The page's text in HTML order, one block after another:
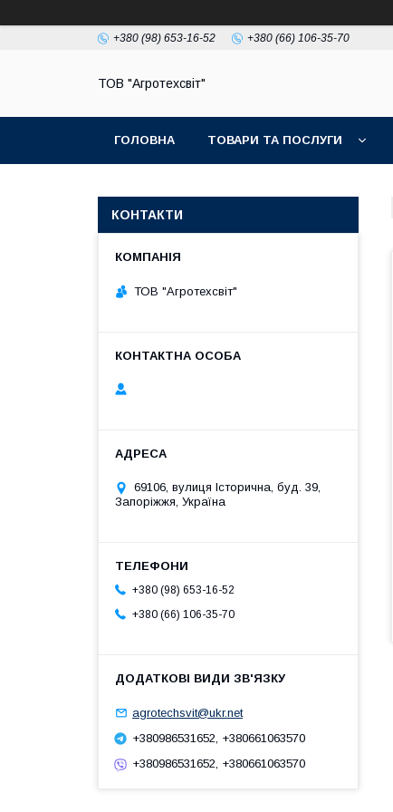
+380 (98) 653-16-52 +380 (66) 106-35-70
ТОВ "Агротехсвіт"
ГОЛОВНА ТОВАРИ ТА ПОСЛУГИ
КОНТАКТИ
ТОВ "Агротехсвіт"
69106, вулиця Історична, буд. 39,
Запоріжжя, Україна
+380 (98) 653-16-52
+380 (66) 106-35-70
agrotechsvit@ukr.net
+380986531652, +380661063570
+380986531652, +380661063570